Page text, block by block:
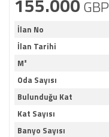
GBP
İlan No
İlan Tarihi
M²
Oda Sayısı
Bulunduğu Kat
Kat Sayısı
Banyo Sayısı